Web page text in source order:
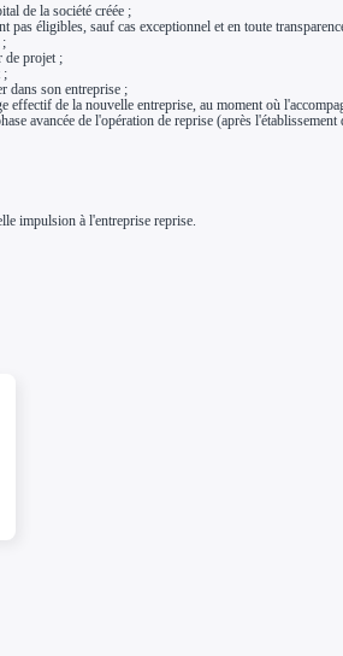
de la société créée ;
éligibles, sauf cas exceptionnel et en toute
;
de projet ;
;
dans son entreprise ;
de la nouvelle entreprise, au moment où
avancée de l'opération de reprise (après
impulsion à l'entreprise reprise.